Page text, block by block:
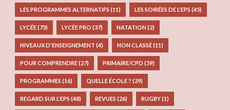
LES PROGRAMMES ALTERNATIFS (11) LES SOIRÉES DE L'EPS (45)
LYCÉE(73) LYCÉE PRO (37) NATATION (2)
NIVEAUX D'ENSEIGNEMENT (4) NON CLASSÉ(11)
POUR COMPRENDRE(27) PRIMAIRE/CPD (59)
PROGRAMMES (16) QUELLE ÉCOLE ? (29)
REGARD SUR L'EPS (48) REVUES (26) RUGBY(1)